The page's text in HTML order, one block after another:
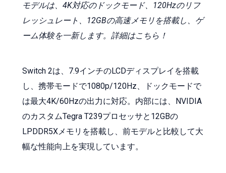
モデルは、4K対応のドックモード、120Hzのリフ
レッシュレート、12GBの高速メモリを搭載し、ゲ
ーム体験を一新します。詳細はこちら！
Switch 2は、7.9インチのLCDディスプレイを搭載
し、携帯モードで1080p/120Hz、ドックモードで
は最大4K/60Hzの出力に対応。内部には、NVIDIA
のカスタムTegra T239プロセッサと12GBの
LPDDR5Xメモリを搭載し、前モデルと比較して大
幅な性能向上を実現しています。